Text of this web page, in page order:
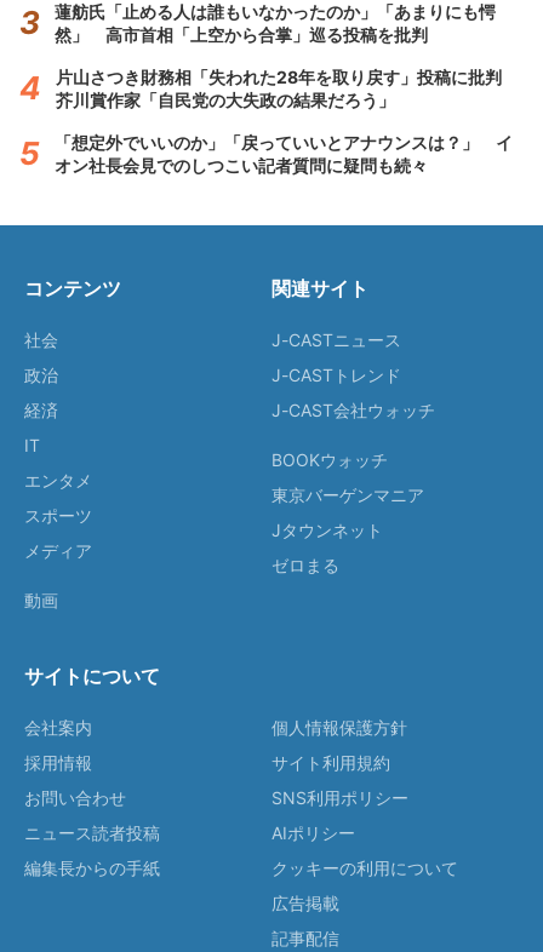
蓮舫氏「止める人は誰もいなかったのか」「あまりにも愕
然」 高市首相「上空から合掌」巡る投稿を批判
片山さつき財務相「失われた28年を取り戻す」投稿に批判
芥川賞作家「自民党の大失政の結果だろう」
「想定外でいいのか」「戻っていいとアナウンスは？」 イ
オン社長会見でのしつこい記者質問に疑問も続々
コンテンツ
社会
政治
経済
IT
エンタメ
スポーツ
メディア
動画
関連サイト
J-CASTニュース
J-CASTトレンド
J-CAST会社ウォッチ
BOOKウォッチ
東京バーゲンマニア
Jタウンネット
ゼロまる
サイトについて
会社案内
採用情報
お問い合わせ
ニュース読者投稿
編集長からの手紙
個人情報保護方針
サイト利用規約
SNS利用ポリシー
AIポリシー
クッキーの利用について
広告掲載
記事配信